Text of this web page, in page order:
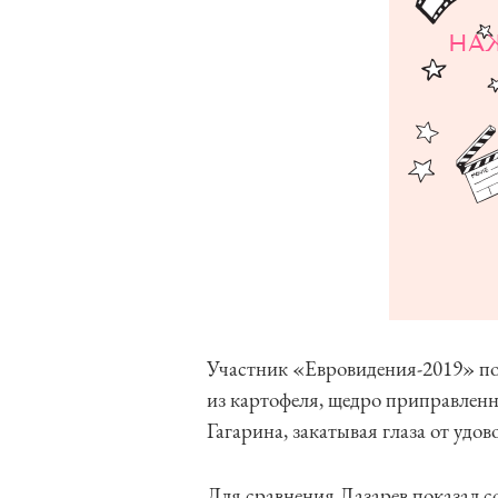
Участник «Евровидения-2019»
из картофеля, щедро
Гагарина, закатывая глаза от